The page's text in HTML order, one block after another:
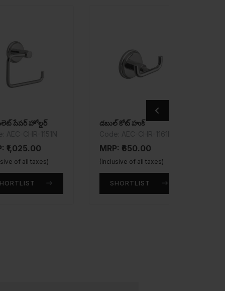
హోల్డర్
all taxes)
డబుల్ కోట్ హుక్
MRP: ₹650.00
(Inclusive of all taxes)
SHORTLIST